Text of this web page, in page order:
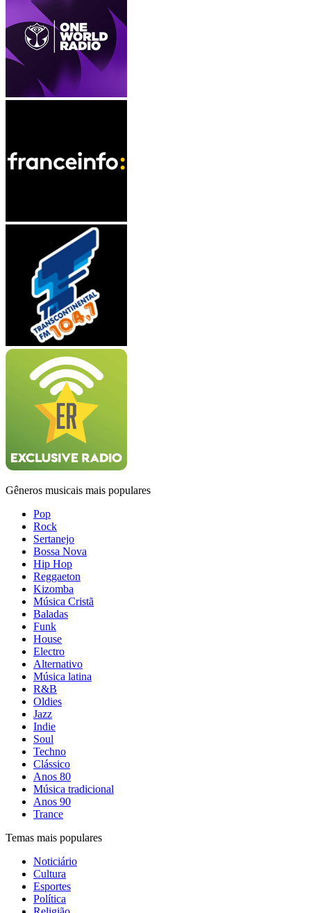
Gêneros musicais mais populares
Pop
Rock
Sertanejo
Bossa Nova
Hip Hop
Reggaeton
Kizomba
Música Cristã
Baladas
Funk
House
Electro
Alternativo
Música latina
R&B
Oldies
Jazz
Indie
Soul
Techno
Clássico
Anos 80
Música tradicional
Anos 90
Trance
Temas mais populares
Noticiário
Cultura
Esportes
Política